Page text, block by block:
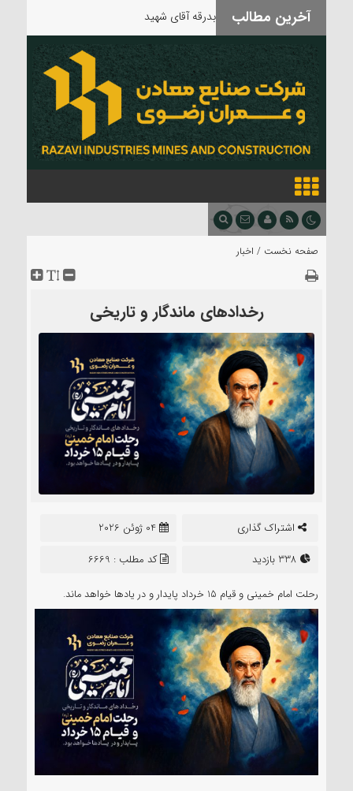
آخرین مطالب بدرقه آقای شهید
صفحه نخست / اخبار
رخدادهای ماندگار و تاریخی
اشتراک گذاری
04 ژوئن 2026
کد مطلب : 6669
رحلت امام خمینی و قیام 15 خرداد پایدار و در یادها خواهد ماند.